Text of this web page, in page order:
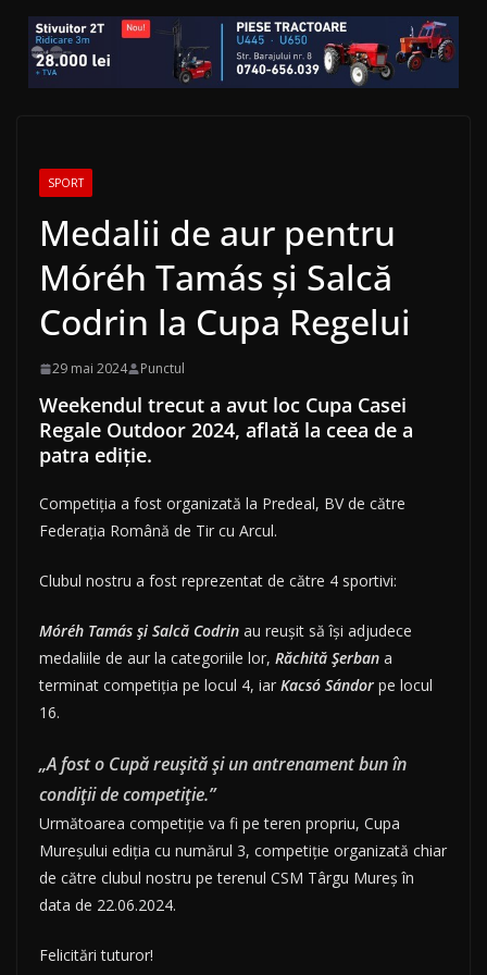
SPORT
Medalii de aur pentru
Móréh Tamás şi Salcă
Codrin la Cupa Regelui
29 mai 2024 Punctul
Weekendul trecut a avut loc Cupa Casei
Regale Outdoor 2024, aflată la ceea de a
patra ediție.
Competiția a fost organizată la Predeal, BV de către
Federația Română de Tir cu Arcul.
Clubul nostru a fost reprezentat de către 4 sportivi:
Móréh Tamás şi Salcă Codrin au reușit să îşi adjudece
medaliile de aur la categoriile lor, Răchită Şerban a
terminat competiția pe locul 4, iar Kacsó Sándor pe locul
16.
„A fost o Cupă reușită și un antrenament bun în
condiții de competiție.”
Următoarea competiție va fi pe teren propriu, Cupa
Mureșului ediția cu numărul 3, competiție organizată chiar
de către clubul nostru pe terenul CSM Târgu Mureș în
data de 22.06.2024.
Felicitări tuturor!